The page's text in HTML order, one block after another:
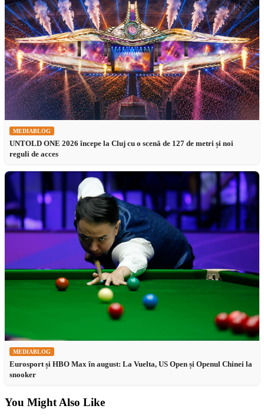
MEDIABLOG
UNTOLD ONE 2026 începe la Cluj cu o scenă de 127 de metri și noi
reguli de acces
MEDIABLOG
Eurosport și HBO Max în august: La Vuelta, US Open și Openul Chinei la
snooker
You Might Also Like